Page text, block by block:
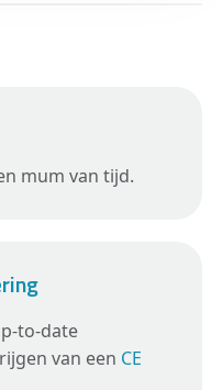
mum van tijd.
to-date
van een CE